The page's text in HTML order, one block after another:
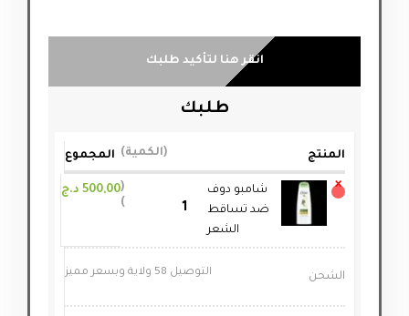
انقر هنا لتأكيد طلبك
طلبك
المنتج الكمية المجموع
×
شامبو دوف
ضد تساقط
الشعر
500,00 د.ج
الشحن التوصيل 58 ولاية وبسعر مميز